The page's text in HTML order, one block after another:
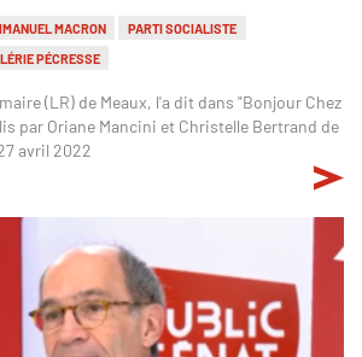
MACRON
PARTI SOCIALISTE
PÉCRESSE
(LR) de Meaux, l'a dit dans "Bonjour Chez
par Oriane Mancini et Christelle Bertrand de
avril 2022